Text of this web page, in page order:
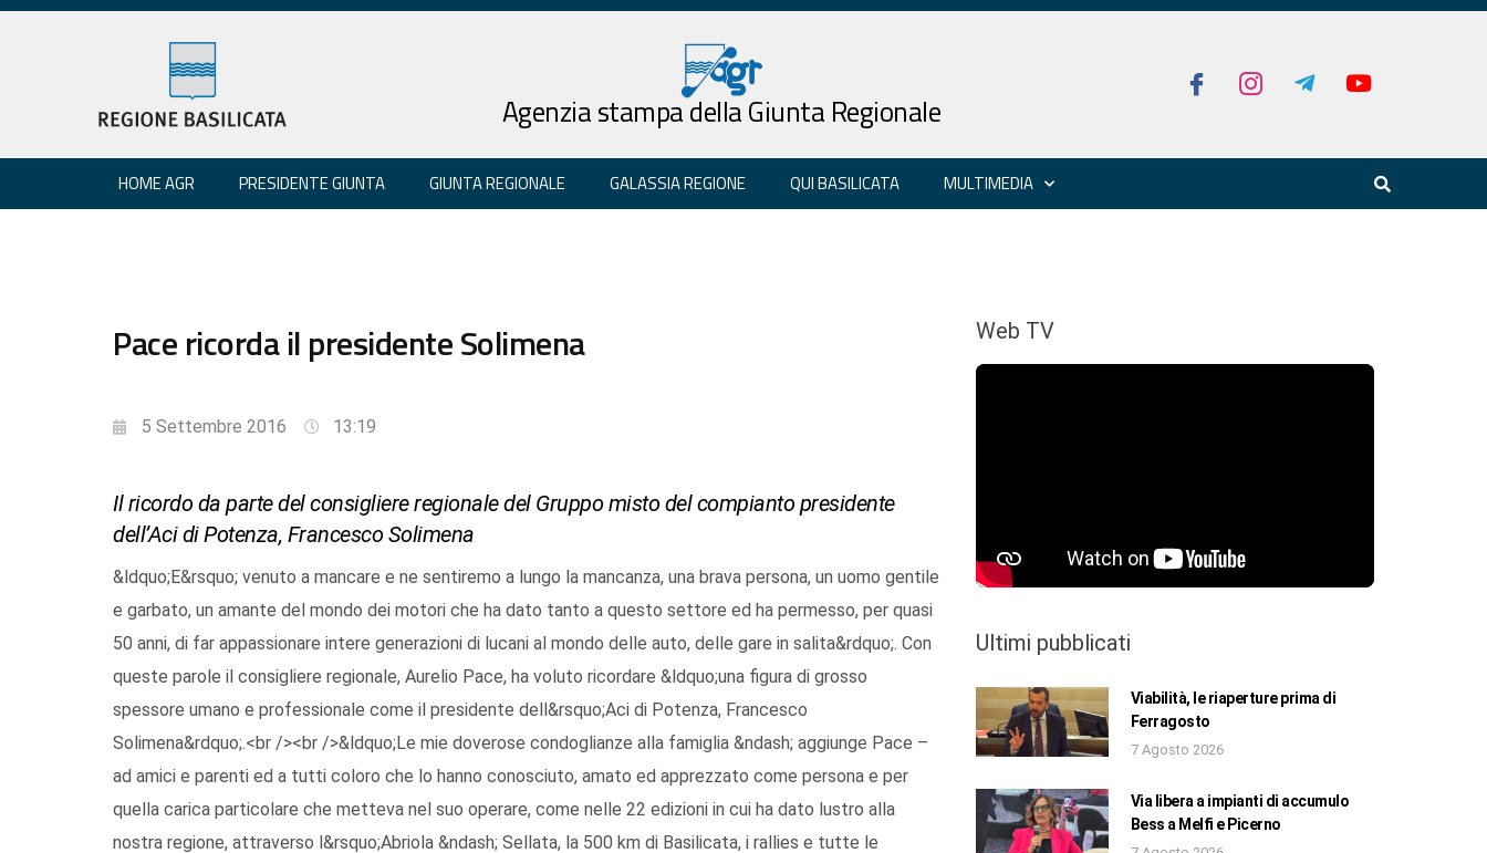
Agenzia stampa della Giunta Regionale
HOME AGR PRESIDENTE GIUNTA GIUNTA REGIONALE GALASSIA REGIONE QUI BASILICATA MULTIMEDIA
Pace ricorda il presidente Solimena
5 Settembre 2016 13:19
Il ricordo da parte del consigliere regionale del Gruppo misto del compianto presidente
dell’Aci di Potenza, Francesco Solimena
&ldquo;E&rsquo; venuto a mancare e ne sentiremo a lungo la mancanza, una brava persona, un uomo gentile
e garbato, un amante del mondo dei motori che ha dato tanto a questo settore ed ha permesso, per quasi
50 anni, di far appassionare intere generazioni di lucani al mondo delle auto, delle gare in salita&rdquo;. Con
queste parole il consigliere regionale, Aurelio Pace, ha voluto ricordare &ldquo;una figura di grosso
spessore umano e professionale come il presidente dell&rsquo;Aci di Potenza, Francesco
Solimena&rdquo;.<br /><br />&ldquo;Le mie doverose condoglianze alla famiglia &ndash; aggiunge Pace –
ad amici e parenti ed a tutti coloro che lo hanno conosciuto, amato ed apprezzato come persona e per
quella carica particolare che metteva nel suo operare, come nelle 22 edizioni in cui ha dato lustro alla
nostra regione, attraverso l&rsquo;Abriola &ndash; Sellata, la 500 km di Basilicata, i rallies e tutte le
Web TV
Ultimi pubblicati
Viabilità, le riaperture prima di
Ferragosto
7 Agosto 2026
Via libera a impianti di accumulo
Bess a Melfi e Picerno